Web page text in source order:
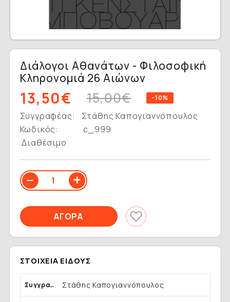
Διάλογοι Αθανάτων - Φιλοσοφική
Κληρονομιά 26 Αιώνων
13,50€ 15,00€ -10%
Συγγραφέας:
Στάθης Καπογιαννόπουλος
Κωδικός:
c_999
Διαθέσιμο
ΣΤΟΙΧΕΊΑ ΕΊΔΟΥΣ
Συγγραφέας Στάθης Καπογιαννόπουλος